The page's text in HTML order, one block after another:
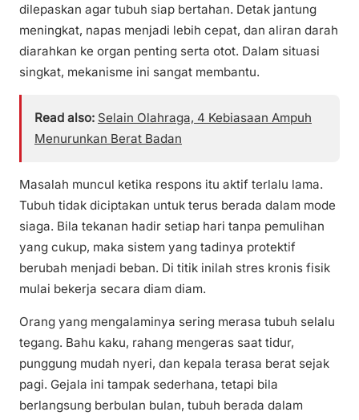
dilepaskan agar tubuh siap bertahan. Detak jantung
meningkat, napas menjadi lebih cepat, dan aliran darah
diarahkan ke organ penting serta otot. Dalam situasi
singkat, mekanisme ini sangat membantu.
Read also: Selain Olahraga, 4 Kebiasaan Ampuh
Menurunkan Berat Badan
Masalah muncul ketika respons itu aktif terlalu lama.
Tubuh tidak diciptakan untuk terus berada dalam mode
siaga. Bila tekanan hadir setiap hari tanpa pemulihan
yang cukup, maka sistem yang tadinya protektif
berubah menjadi beban. Di titik inilah stres kronis fisik
mulai bekerja secara diam diam.
Orang yang mengalaminya sering merasa tubuh selalu
tegang. Bahu kaku, rahang mengeras saat tidur,
punggung mudah nyeri, dan kepala terasa berat sejak
pagi. Gejala ini tampak sederhana, tetapi bila
berlangsung berbulan bulan, tubuh berada dalam